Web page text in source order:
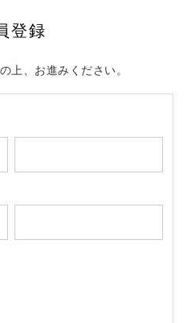
登録
上、お進みください。